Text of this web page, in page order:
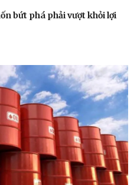
Giải trí
Nghệ sĩ
Thời trang
Sao Việt
bứt phá phải vượt khỏi lợi